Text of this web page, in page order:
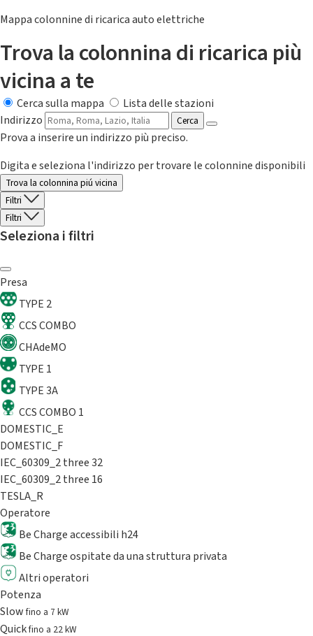
Mappa colonnine di ricarica auto elettriche
Trova la colonnina di ricarica più
vicina a te
Cerca sulla mappa
Lista delle stazioni
Indirizzo
Cerca
Prova a inserire un indirizzo più preciso.
Digita e seleziona l'indirizzo per trovare le colonnine disponibili
Trova la colonnina piú vicina
Filtri
Filtri
Seleziona i filtri
Presa
TYPE 2
CCS COMBO
CHAdeMO
TYPE 1
TYPE 3A
CCS COMBO 1
DOMESTIC_E
DOMESTIC_F
IEC_60309_2 three 32
IEC_60309_2 three 16
TESLA_R
Operatore
Be Charge accessibili h24
Be Charge ospitate da una struttura privata
Altri operatori
Potenza
Slowfino a 7 kW
Quickfino a 22 kW